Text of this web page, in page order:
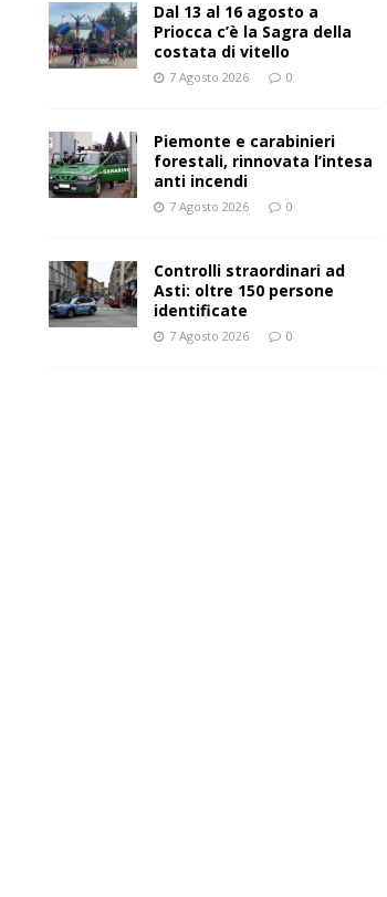
Dal 13 al 16 agosto a
Priocca c’è la Sagra della
costata di vitello
7 Agosto 2026 0
Piemonte e carabinieri
forestali, rinnovata l’intesa
anti incendi
7 Agosto 2026 0
Controlli straordinari ad
Asti: oltre 150 persone
identificate
7 Agosto 2026 0